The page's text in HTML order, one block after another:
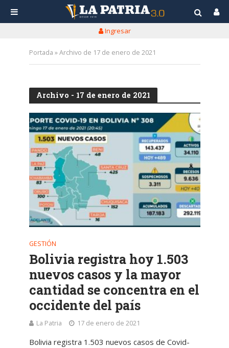
Ingresar
Portada »Archivo de 17 de enero de 2021
Archivo - 17 de enero de 2021
GESTIÓN
Bolivia registra hoy 1.503
nuevos casos y la mayor
cantidad se concentra en el
occidente del país
La Patria 17 de enero de 2021
Bolivia registra 1.503 nuevos casos de Covid-